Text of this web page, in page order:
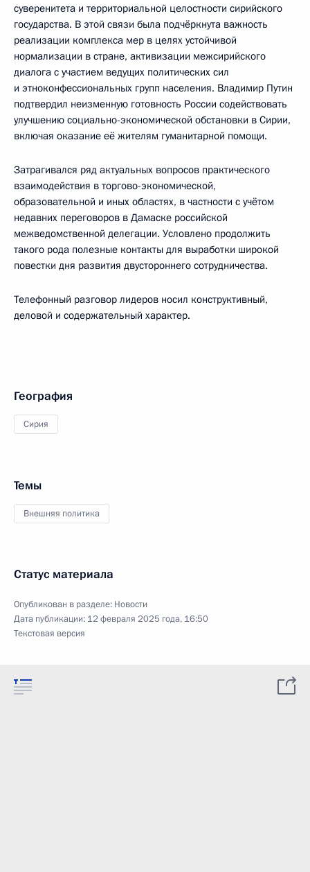
суверенитета и территориальной целостности сирийского
государства. В этой связи была подчёркнута важность
реализации комплекса мер в целях устойчивой
нормализации в стране, активизации межсирийского
диалога с участием ведущих политических сил
и этноконфессиональных групп населения. Владимир Путин
подтвердил неизменную готовность России содействовать
улучшению социально-экономической обстановки в Сирии,
включая оказание её жителям гуманитарной помощи.
Затрагивался ряд актуальных вопросов практического
взаимодействия в торгово-экономической,
образовательной и иных областях, в частности с учётом
недавних переговоров в Дамаске российской
межведомственной делегации. Условлено продолжить
такого рода полезные контакты для выработки широкой
повестки дня развития двустороннего сотрудничества.
Телефонный разговор лидеров носил конструктивный,
деловой и содержательный характер.
География
Сирия
Темы
Внешняя политика
Статус материала
Опубликован в разделе: Новости
Дата публикации: 12 февраля 2025 года, 16:50
Текстовая версия